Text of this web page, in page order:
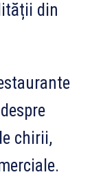
din
chirii,